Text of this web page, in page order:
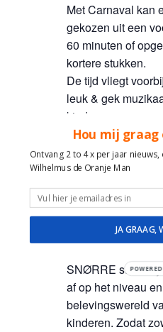
Met Carnaval kan
gekozen uit een
60 minuten of
kortere stukken.
De tijd vliegt
leuk & gek
oud kunnen zich
borst meezingen
meedoen met de
en zich na afloop
afvragen waar die
spekjes nou
kwamen?
SNØRRE stemt
af op het niveau
belevingswereld
kinderen. Zodat
Hou mij
Ontvang 2 to 4 x per jaar nieuws,
Wilhelmus de Oranje Man
JA GRAAG,